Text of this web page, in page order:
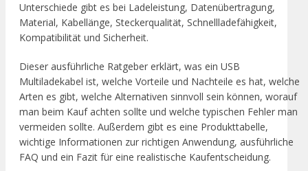
Unterschiede gibt es bei Ladeleistung, Datenübertragung,
Material, Kabellänge, Steckerqualität, Schnellladefähigkeit,
Kompatibilität und Sicherheit.
Dieser ausführliche Ratgeber erklärt, was ein USB
Multiladekabel ist, welche Vorteile und Nachteile es hat, welche
Arten es gibt, welche Alternativen sinnvoll sein können, worauf
man beim Kauf achten sollte und welche typischen Fehler man
vermeiden sollte. Außerdem gibt es eine Produkttabelle,
wichtige Informationen zur richtigen Anwendung, ausführliche
FAQ und ein Fazit für eine realistische Kaufentscheidung.